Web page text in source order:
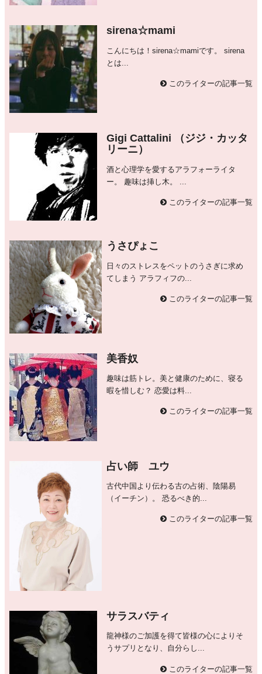
sirena☆mami
こんにちは！sirena☆mamiです。 sirena
とは...
このライターの記事一覧
Gigi Cattalini （ジジ・カッタ
リーニ）
酒と心理学を愛するアラフォーライタ
ー。 趣味は挿し木。 ...
このライターの記事一覧
うさぴょこ
日々のストレスをペットのうさぎに求め
てしまう アラフィフの...
このライターの記事一覧
美香奴
趣味は筋トレ。美と健康のために、寝る
暇を惜しむ？ 恋愛は料...
このライターの記事一覧
占い師 ユウ
古代中国より伝わる古の占術、陰陽易
（イーチン）。 恐るべき的...
このライターの記事一覧
サラスバティ
龍神様のご加護を得て皆様の心によりそ
うサプリとなり、自分らし...
このライターの記事一覧